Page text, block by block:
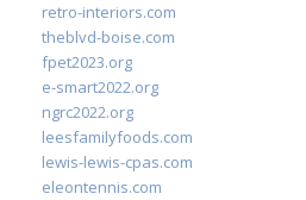
retro-interiors.com
theblvd-boise.com
fpet2023.org
e-smart2022.org
ngrc2022.org
leesfamilyfoods.com
lewis-lewis-cpas.com
eleontennis.com